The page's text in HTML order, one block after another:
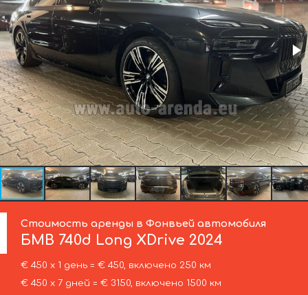
Стоимость аренды в Фонвьей автомобиля
БМВ 740d Long XDrive 2024
€ 450 х 1 день = € 450, включено 250 км
€ 450 х 7 дней = € 3150, включено 1500 км